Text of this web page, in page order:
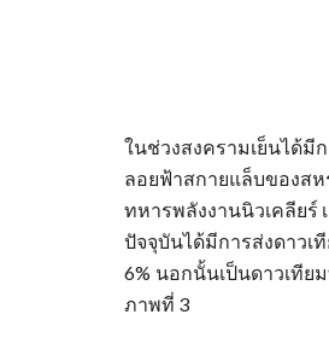
ในช่วงสงครามเย็นได้มี
ลอยฟ้าสกายแล็บของส
ทหารพลังงานนิวเคลียร์
ปัจจุบันได้มีการส่งดาวเ
6% นอกนั้นเป็นดาวเทีย
ภาพที่ 3